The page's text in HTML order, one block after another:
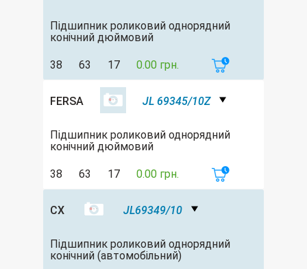
Підшипник роликовий однорядний
конічний дюймовий
38 63 17 0.00 грн.
FERSA JL 69345/10Z
Підшипник роликовий однорядний
конічний дюймовий
38 63 17 0.00 грн.
CX JL69349/10
Підшипник роликовий однорядний
конічний (автомобільний)